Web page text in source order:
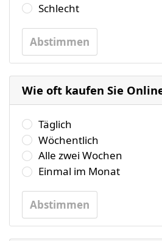
Schlecht
Abstimmen
Wie oft kaufen Sie
Wählen Sie bitte eine der
Täglich
Wöchentlich
Alle zwei Wochen
Einmal im Monat
Abstimmen